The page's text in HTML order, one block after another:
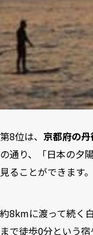
第8位は、 京都府の丹
の通り、「日本の夕
見ることができます。
約8kmに渡って続く
まで徒歩0分という